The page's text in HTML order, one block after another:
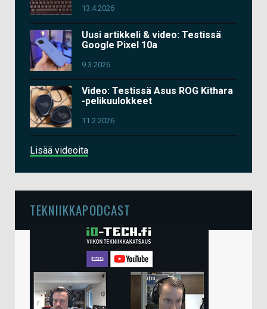
13.4.2026
Uusi artikkeli & video: Testissä
Google Pixel 10a
9.3.2026
Video: Testissä Asus ROG Kithara
-pelikuulokkeet
11.2.2026
Lisää videoita
TEKNIIKKAPODCAST